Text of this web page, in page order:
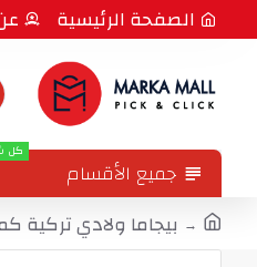
الصفحة الرئيسية
جميع الأقسام
كل
بيجاما ولادي